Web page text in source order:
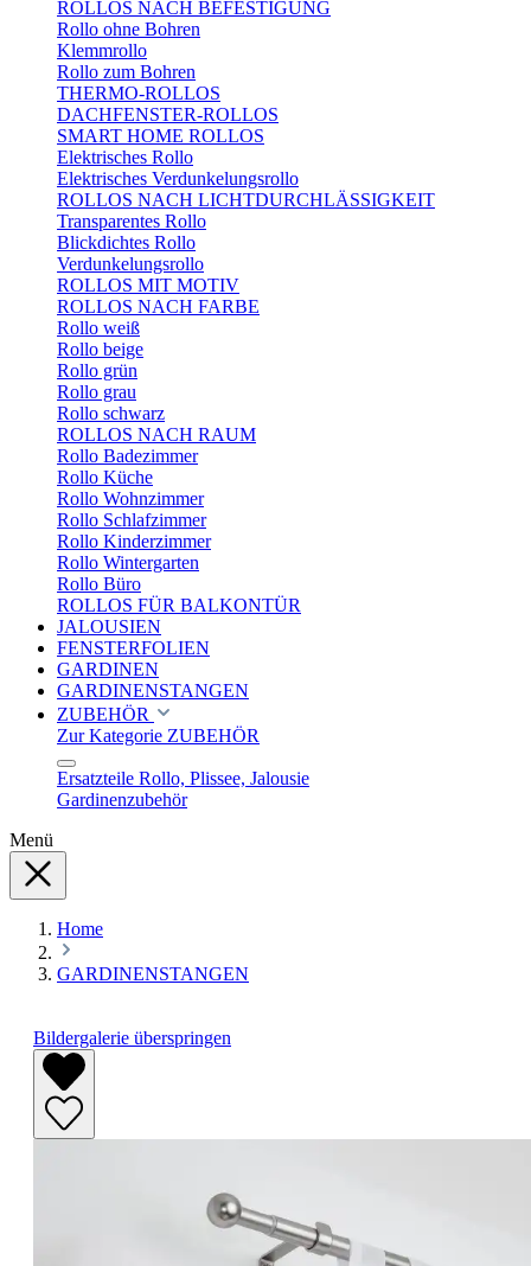
ROLLOS NACH BEFESTIGUNG
Rollo ohne Bohren
Klemmrollo
Rollo zum Bohren
THERMO-ROLLOS
DACHFENSTER-ROLLOS
SMART HOME ROLLOS
Elektrisches Rollo
Elektrisches Verdunkelungsrollo
ROLLOS NACH LICHTDURCHLÄSSIGKEIT
Transparentes Rollo
Blickdichtes Rollo
Verdunkelungsrollo
ROLLOS MIT MOTIV
ROLLOS NACH FARBE
Rollo weiß
Rollo beige
Rollo grün
Rollo grau
Rollo schwarz
ROLLOS NACH RAUM
Rollo Badezimmer
Rollo Küche
Rollo Wohnzimmer
Rollo Schlafzimmer
Rollo Kinderzimmer
Rollo Wintergarten
Rollo Büro
ROLLOS FÜR BALKONTÜR
JALOUSIEN
FENSTERFOLIEN
GARDINEN
GARDINENSTANGEN
ZUBEHÖR
Zur Kategorie ZUBEHÖR
Ersatzteile Rollo, Plissee, Jalousie
Gardinenzubehör
Menü
Home
GARDINENSTANGEN
Bildergalerie überspringen